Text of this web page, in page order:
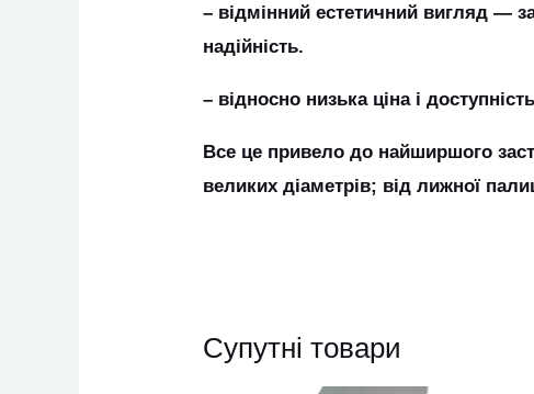
– відмінний естетичний вигляд ―
надійність.
– відносно низька ціна і
Все це привело до найширшого
великих діаметрів; від лижної
Супутні товари